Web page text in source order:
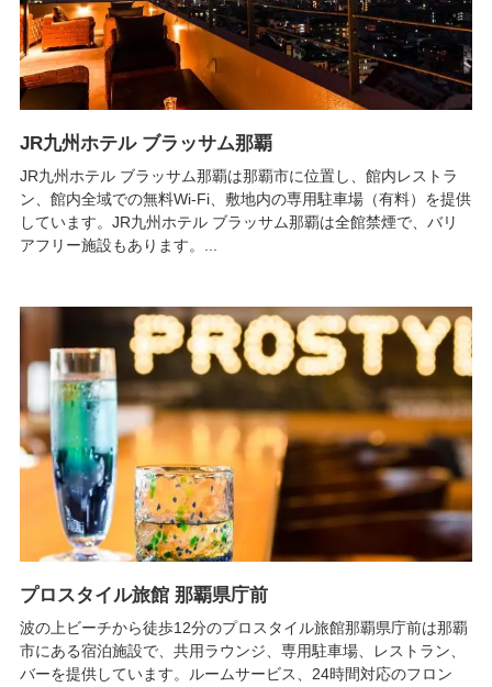
JR九州ホテル ブラッサム那覇
JR九州ホテル ブラッサム那覇は那覇市に位置し、館内レストラ
ン、館内全域での無料Wi-Fi、敷地内の専用駐車場（有料）を提供
しています。JR九州ホテル ブラッサム那覇は全館禁煙で、バリ
アフリー施設もあります。...
プロスタイル旅館 那覇県庁前
波の上ビーチから徒歩12分のプロスタイル旅館那覇県庁前は那覇
市にある宿泊施設で、共用ラウンジ、専用駐車場、レストラン、
バーを提供しています。ルームサービス、24時間対応のフロン